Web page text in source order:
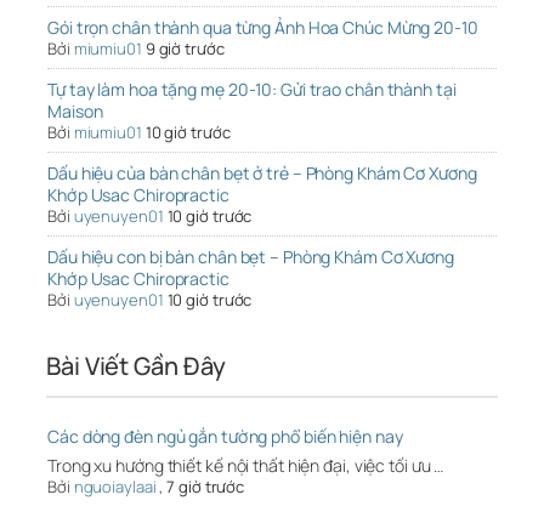
Gói trọn chân thành qua từng Ảnh Hoa Chúc Mừng 20-10
Bởi miumiu01 9 giờ trước
Tự tay làm hoa tặng mẹ 20-10: Gửi trao chân thành tại
Maison
Bởi miumiu01 10 giờ trước
Dấu hiệu của bàn chân bẹt ở trẻ – Phòng Khám Cơ Xương
Khớp Usac Chiropractic
Bởi uyenuyen01 10 giờ trước
Dấu hiệu con bị bàn chân bẹt – Phòng Khám Cơ Xương
Khớp Usac Chiropractic
Bởi uyenuyen01 10 giờ trước
Bài Viết Gần Đây
Các dòng đèn ngủ gắn tường phổ biến hiện nay
Trong xu hướng thiết kế nội thất hiện đại, việc tối ưu …
Bởi nguoiaylaai,7 giờ trước